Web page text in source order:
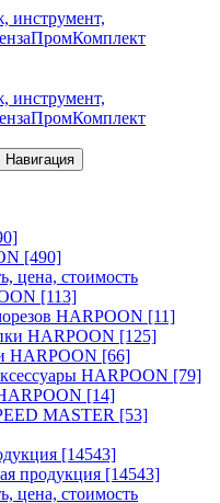
Навигация
[490]
[113]
HARPOON [11]
HARPOON [125]
HARPOON [66]
HARPOON [79]
[14]
MASTER [53]
[14543]
продукция [14543]